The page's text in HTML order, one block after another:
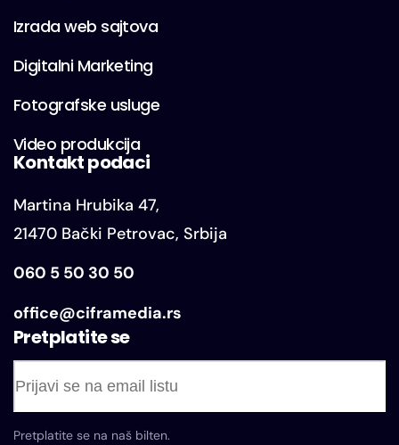
Izrada web sajtova
Digitalni Marketing
Fotografske usluge
Video produkcija
Kontakt podaci
Martina Hrubika 47,
21470 Bački Petrovac, Srbija
060 5 50 30 50
office@ciframedia.rs
Pretplatite se
Pretplatite se na naš bilten.